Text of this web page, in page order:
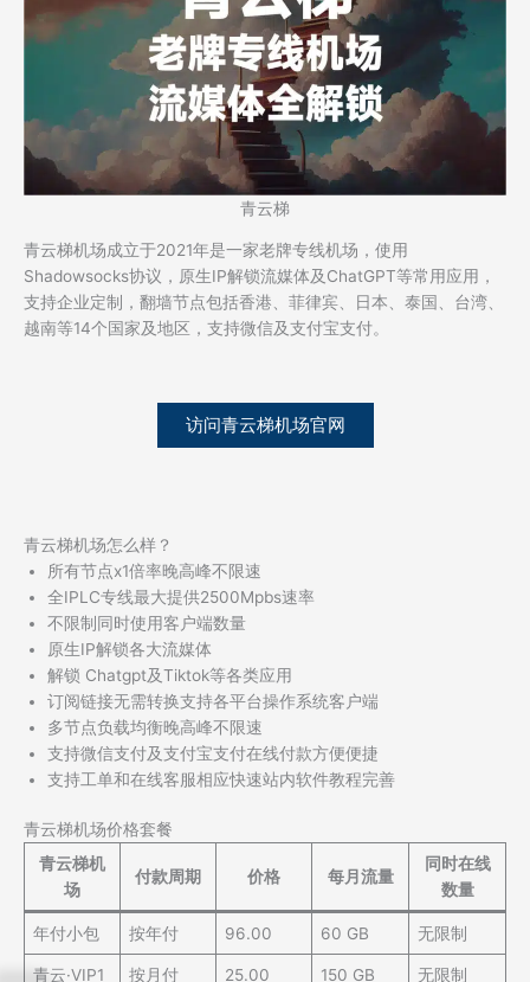
青云梯
青云梯机场成立于2021年是一家老牌专线机场，使用
Shadowsocks协议，原生IP解锁流媒体及ChatGPT等常用应用，
支持企业定制，翻墙节点包括香港、菲律宾、日本、泰国、台湾、
越南等14个国家及地区，支持微信及支付宝支付。
访问青云梯机场官网
青云梯机场怎么样？
所有节点x1倍率晚高峰不限速
全IPLC专线最大提供2500Mpbs速率
不限制同时使用客户端数量
原生IP解锁各大流媒体
解锁 Chatgpt及Tiktok等各类应用
订阅链接无需转换支持各平台操作系统客户端
多节点负载均衡晚高峰不限速
支持微信支付及支付宝支付在线付款方便便捷
支持工单和在线客服相应快速站内软件教程完善
青云梯机场价格套餐
青云梯机
场
付款周期 价格 每月流量
同时在线
数量
年付小包 按年付 96.00 60 GB 无限制
青云·VIP1 按月付 25.00 150 GB 无限制